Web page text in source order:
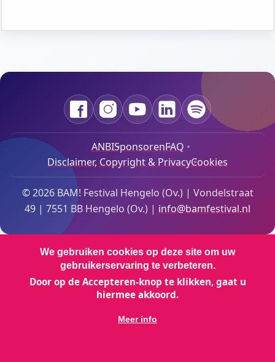
FacebookInstagramYouTubeLinkedInSpotify
Footer Bottom Menu
ANBISponsorenFAQ
Disclaimer, Copyright & PrivacyCookies
© 2026 BAM! Festival Hengelo (Ov.) | Vondelstraat
49 | 7551 BB Hengelo (Ov.) | info@bamfestival.nl
We gebruiken cookies op deze site om uw
gebruikerservaring te verbeteren.
Door op de Accepteren-knop te klikken, gaat u
hiermee akkoord.
Meer info